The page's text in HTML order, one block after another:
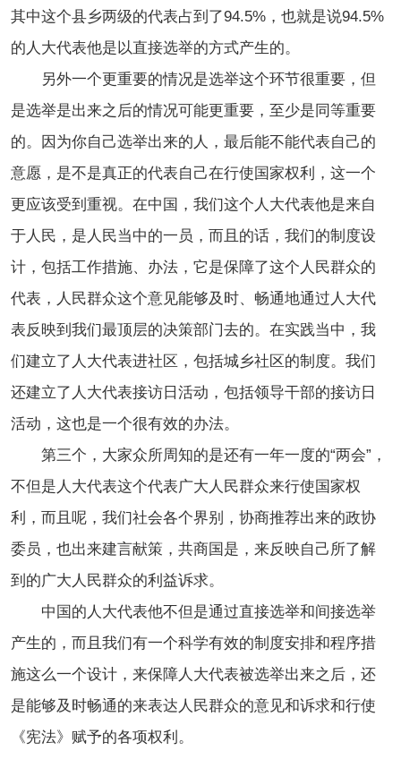
其中这个县乡两级的代表占到了94.5%，也就是说94.5%
的人大代表他是以直接选举的方式产生的。
另外一个更重要的情况是选举这个环节很重要，但
是选举是出来之后的情况可能更重要，至少是同等重要
的。因为你自己选举出来的人，最后能不能代表自己的
意愿，是不是真正的代表自己在行使国家权利，这一个
更应该受到重视。在中国，我们这个人大代表他是来自
于人民，是人民当中的一员，而且的话，我们的制度设
计，包括工作措施、办法，它是保障了这个人民群众的
代表，人民群众这个意见能够及时、畅通地通过人大代
表反映到我们最顶层的决策部门去的。在实践当中，我
们建立了人大代表进社区，包括城乡社区的制度。我们
还建立了人大代表接访日活动，包括领导干部的接访日
活动，这也是一个很有效的办法。
第三个，大家众所周知的是还有一年一度的“两会”，
不但是人大代表这个代表广大人民群众来行使国家权
利，而且呢，我们社会各个界别，协商推荐出来的政协
委员，也出来建言献策，共商国是，来反映自己所了解
到的广大人民群众的利益诉求。
中国的人大代表他不但是通过直接选举和间接选举
产生的，而且我们有一个科学有效的制度安排和程序措
施这么一个设计，来保障人大代表被选举出来之后，还
是能够及时畅通的来表达人民群众的意见和诉求和行使
《宪法》赋予的各项权利。